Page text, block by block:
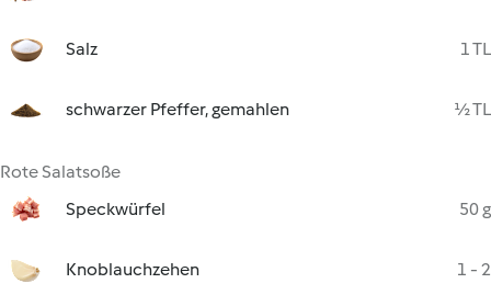
Salz 1 TL
schwarzer Pfeffer, gemahlen ½ TL
Rote Salatsoße
Speckwürfel
50 g
Knoblauchzehen 1 - 2